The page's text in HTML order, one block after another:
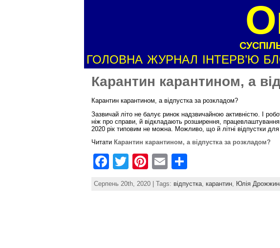
ГОЛОВНА ЖУРНАЛ ІНТЕРВ’Ю
Карантин карантином, а
Карантин карантином, а відпустка за розкладом?
Зазвичай літо не балує ринок надзвичайною активністю. І
ніж про справи, й відкладають розширення,
2020 рік типовим не можна. Можливо, що й літні відпустки для
Читати Карантин карантином, а відпустка за розкладом?
F
T
w
itt
Pi
nt
er
E
m
ai ar
Серпень 20th, 2020 | Tags: відпустка, карантин, Юлія